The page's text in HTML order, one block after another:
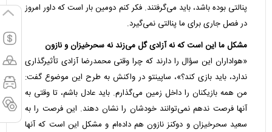
پنالتی بوده باشد، باید می‌گرفتند. فکر کنم دومین بار است که داور امروز
در فصل جاری برای ما پنالتی نمی‌گیرد.
مشکل ما این است که نه آزادی گل می‌زند نه سحرخیزان و نازون
«هواداران این سؤال را دارند که چرا وقتی محمدرضا آزادی تأثیرگذاری
ندارد، باید بازی کند؟»، ساپینتو در واکنش به طرح این موضوع گفت:
من همه بازیکنان را داخل زمین می‌گذارم. باید عادل باشم، تا وقتی به
آنها فرصت ندهم نمی‌توانند خودشان را نشان دهند. این فرصت را به
سعید سحرخیزان و دوکنز نازون هم داده‌ام و مشکل این است که آنها